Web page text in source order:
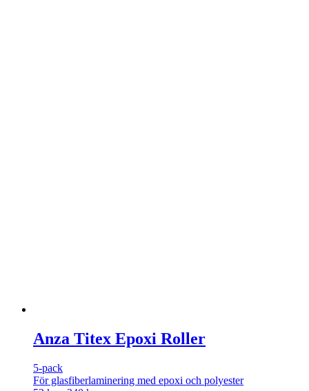
Anza Titex Epoxi Roller
5-pack
För glasfiberlaminering med epoxi och polyester